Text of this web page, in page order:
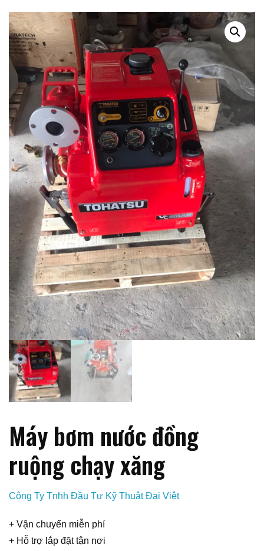
Máy bơm nước đồng
ruộng chạy xăng
Công Ty Tnhh Đầu Tư Kỹ Thuật Đại Việt
+ Vận chuyển miễn phí
+ Hỗ trợ lắp đặt tận nơi